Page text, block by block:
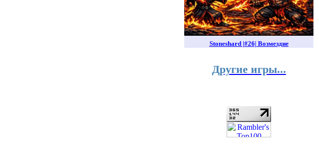
Stoneshard |#26| Возмездие
Другие игры...